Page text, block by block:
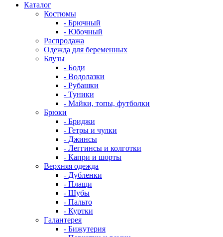
Каталог
Костюмы
- Брючный
- Юбочный
Распродажа
Одежда для беременных
Блузы
- Боди
- Водолазки
- Рубашки
- Туники
- Майки, топы, футболки
Брюки
- Бриджи
- Гетры и чулки
- Джинсы
- Леггинсы и колготки
- Капри и шорты
Верхняя одежда
- Дубленки
- Плащи
- Шубы
- Пальто
- Куртки
Галантерея
- Бижутерия